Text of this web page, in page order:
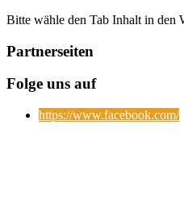
Bitte wähle den Tab Inhalt in den
Partnerseiten
Folge uns auf
https://www.facebook.com/